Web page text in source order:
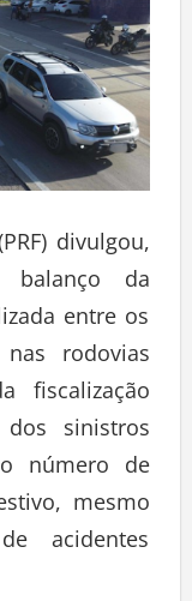
divulgou,
balanço da
entre os
rodovias
fiscalização
sinistros
número de
mesmo
acidentes